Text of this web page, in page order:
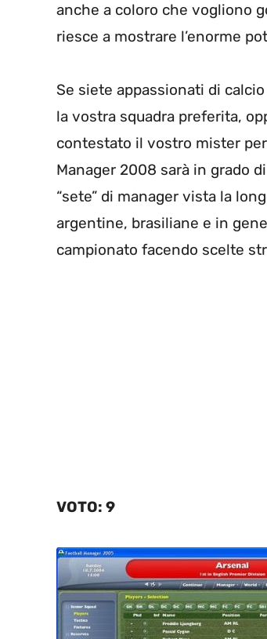
anche a coloro che vogliono
riesce a mostrare l’enorme
Se siete appassionati di
la vostra squadra preferita,
contestato il vostro mister
Manager 2008 sarà in grado
“sete” di manager vista la
argentine, brasiliane e in
campionato facendo scelte
VOTO: 9